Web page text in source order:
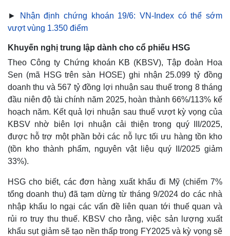
►
Nhận định chứng khoán 19/6: VN-Index có thể sớm
vượt vùng 1.350 điểm
Khuyến nghị trung lập dành cho cổ phiếu HSG
Theo Công ty Chứng khoán KB (KBSV), Tập đoàn Hoa
Sen (mã HSG trên sàn HOSE) ghi nhận 25.099 tỷ đồng
doanh thu và 567 tỷ đồng lợi nhuận sau thuế trong 8 tháng
đầu niên độ tài chính năm 2025, hoàn thành 66%/113% kế
hoạch năm. Kết quả lợi nhuận sau thuế vượt kỳ vọng của
KBSV nhờ biên lợi nhuận cải thiện trong quý III/2025,
được hỗ trợ một phần bởi các nỗ lực tối ưu hàng tồn kho
(tồn kho thành phẩm, nguyên vật liệu quý II/2025 giảm
33%).
HSG cho biết, các đơn hàng xuất khẩu đi Mỹ (chiếm 7%
tổng doanh thu) đã tạm dừng từ tháng 9/2024 do các nhà
nhập khẩu lo ngại các vấn đề liên quan tới thuế quan và
rủi ro truy thu thuế. KBSV cho rằng, việc sản lượng xuất
khẩu sụt giảm sẽ tạo nền thấp trong FY2025 và kỳ vọng sẽ